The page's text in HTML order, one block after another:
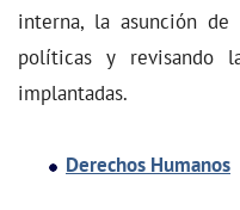
interna, la asunción de
políticas y revisando
implantadas.
Derechos Humanos